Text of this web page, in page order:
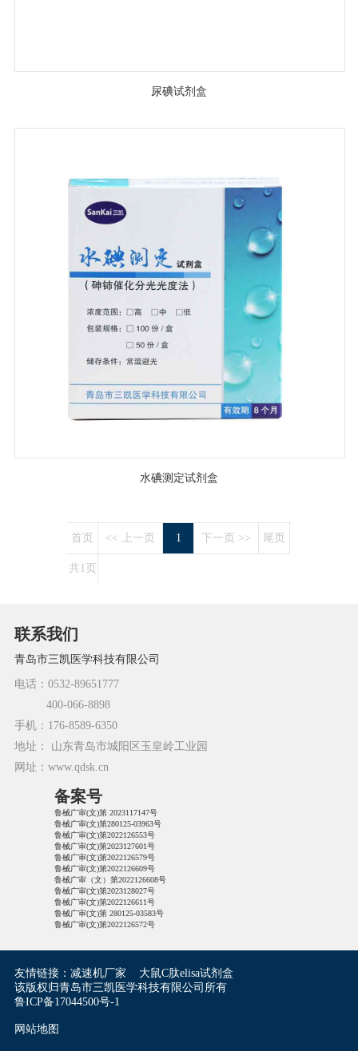
尿碘试剂盒
水碘测定试剂盒
首页 << 上一页 1 下一页 >> 尾页
共1页
联系我们
青岛市三凯医学科技有限公司
电话：0532-89651777
400-066-8898
手机：176-8589-6350
地址： 山东青岛市城阳区玉皇岭工业园
网址：www.qdsk.cn
备案号
鲁械广审(文)第 2023117147号
鲁械广审(文)第280125-03963号
鲁械广审(文)第2022126553号
鲁械广审(文)第2023127601号
鲁械广审(文)第2022126579号
鲁械广审(文)第2022126609号
鲁械广审（文）第2022126608号
鲁械广审(文)第2023128027号
鲁械广审(文)第2022126611号
鲁械广审(文)第 280125-03583号
鲁械广审(文)第2022126572号
友情链接： 减速机厂家
大鼠C肽elisa试剂盒
该版权归青岛市三凯医学科技有限公司所有
鲁ICP备17044500号-1
网站地图